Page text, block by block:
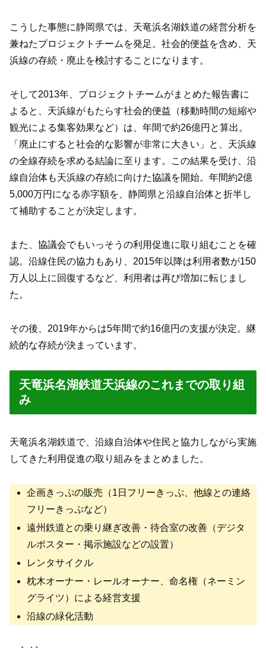
こうした事態に静岡県では、天竜浜名湖鉄道の経営分析を
兼ねたプロジェクトチームを発足。社会的便益を含め、天
浜線の存続・廃止を検討することになります。
そして2013年、プロジェクトチームがまとめた報告書に
よると、天浜線がもたらす社会的便益（移動時間の短縮や
観光による集客効果など）は、年間で約26億円と算出。
「廃止にすると社会的な影響が非常に大きい」と、天浜線
の全線存続を求める結論に至ります。この結果を受け、沿
線自治体も天浜線の存続に向けた協議を開始。年間約2億
5,000万円になる赤字額を、静岡県と沿線自治体と折半し
て補助することが決定します。
また、協議会でもいっそうの利用促進に取り組むことを確
認。沿線住民の協力もあり、2015年以降は利用者数が150
万人以上に回復するなど、利用者は再び増加に転じまし
た。
その後、2019年からは5年間で約16億円の支援が決定。継
続的な存続が決まっています。
天竜浜名湖鉄道天浜線のこれまでの取り組
み
天竜浜名湖鉄道で、沿線自治体や住民と協力しながら実施
してきた利用促進の取り組みをまとめました。
企画きっぷの販売（1日フリーきっぷ、他線との連絡
フリーきっぷなど）
遠州鉄道との乗り継ぎ改善・待合室の改善（デジタ
ルポスター・掲示施設などの設置）
レンタサイクル
枕木オーナー・レールオーナー、命名権（ネーミン
グライツ）による経営支援
沿線の緑化活動